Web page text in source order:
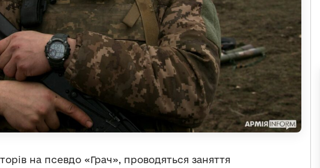
на псевдо «Грач», проводяться заняття